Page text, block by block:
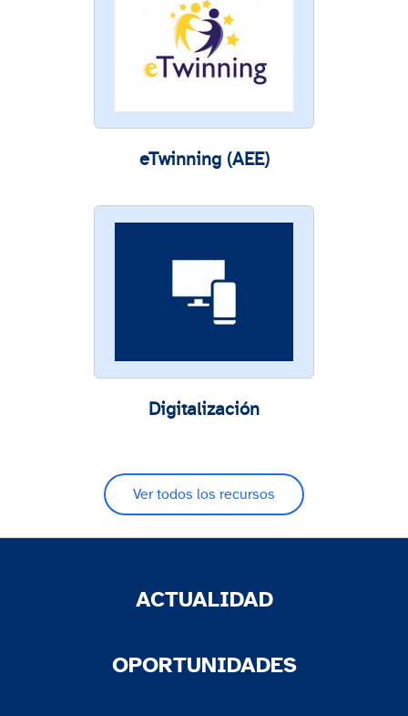
eTwinning (AEE)
Digitalización
Ver todos los recursos
ACTUALIDAD
OPORTUNIDADES